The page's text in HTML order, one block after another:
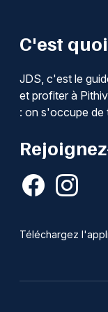
C'est quoi
JDS, c'est le
et profiter à
: on s'occupe de
Téléchargez